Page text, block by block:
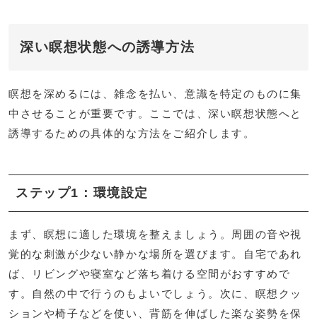
深い瞑想状態への誘導方法
瞑想を深めるには、雑念を払い、意識を特定のものに集
中させることが重要です。ここでは、深い瞑想状態へと
誘導するための具体的な方法をご紹介します。
ステップ1：環境設定
まず、瞑想に適した環境を整えましょう。周囲の音や視
覚的な刺激が少ない静かな場所を選びます。自宅であれ
ば、リビングや寝室など落ち着ける空間がおすすめで
す。自然の中で行うのもよいでしょう。次に、瞑想クッ
ションや椅子などを使い、背筋を伸ばした楽な姿勢を保